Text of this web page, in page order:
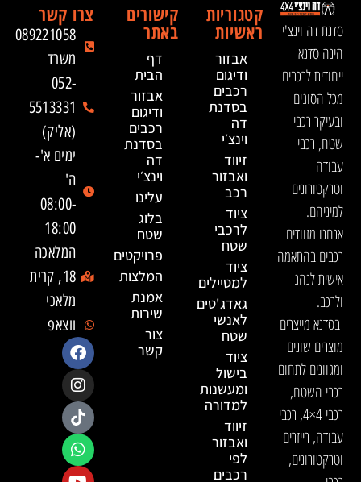
סדנת דה וינצ'י
הינה סדנא
ייחודית לרכבים
מכל הסוגים
ובעיקר רכבי
שטח, רכבי
עבודה
וטרקטורונים
למיניהם.
אנחנו מזוודים
רכבים בהתאמה
אישית לנהג
ולרכב.
בסדנא מייצרים
מוצרים שונים
ומגוונים לתחום
רכבי השטח,
רכבי 4×4, רכבי
עבודה, רייזרים
וטרקטורונים,
קטגוריות
ראשיות
אבזור
ודיגום
רכבים
בסדנת
דה
וינצ׳י
זיווד
ואבזור
רכב
ציוד
לרכבי
שטח
ציוד
למטיילים
גאדג'טים
לאנשי
שטח
ציוד
בישול
ומעשנות
למדורה
זיווד
ואבזור
לפי
רכבים
קישורים
באתר
דף
הבית
אבזור
ודיגום
רכבים
בסדנת
דה
וינצ׳י
עלינו
בלוג
שטח
פרויקטים
המלצות
אמנת
שירות
צור
קשר
צרו קשר
089221058
משרד
052-
5513331
(אליק)
ימים א'-
ה'
08:00-
18:00
המלאכה
18, קרית
מלאכי
ווצאפ